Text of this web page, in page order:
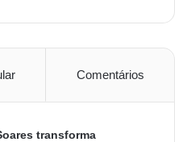
Comentários
transforma